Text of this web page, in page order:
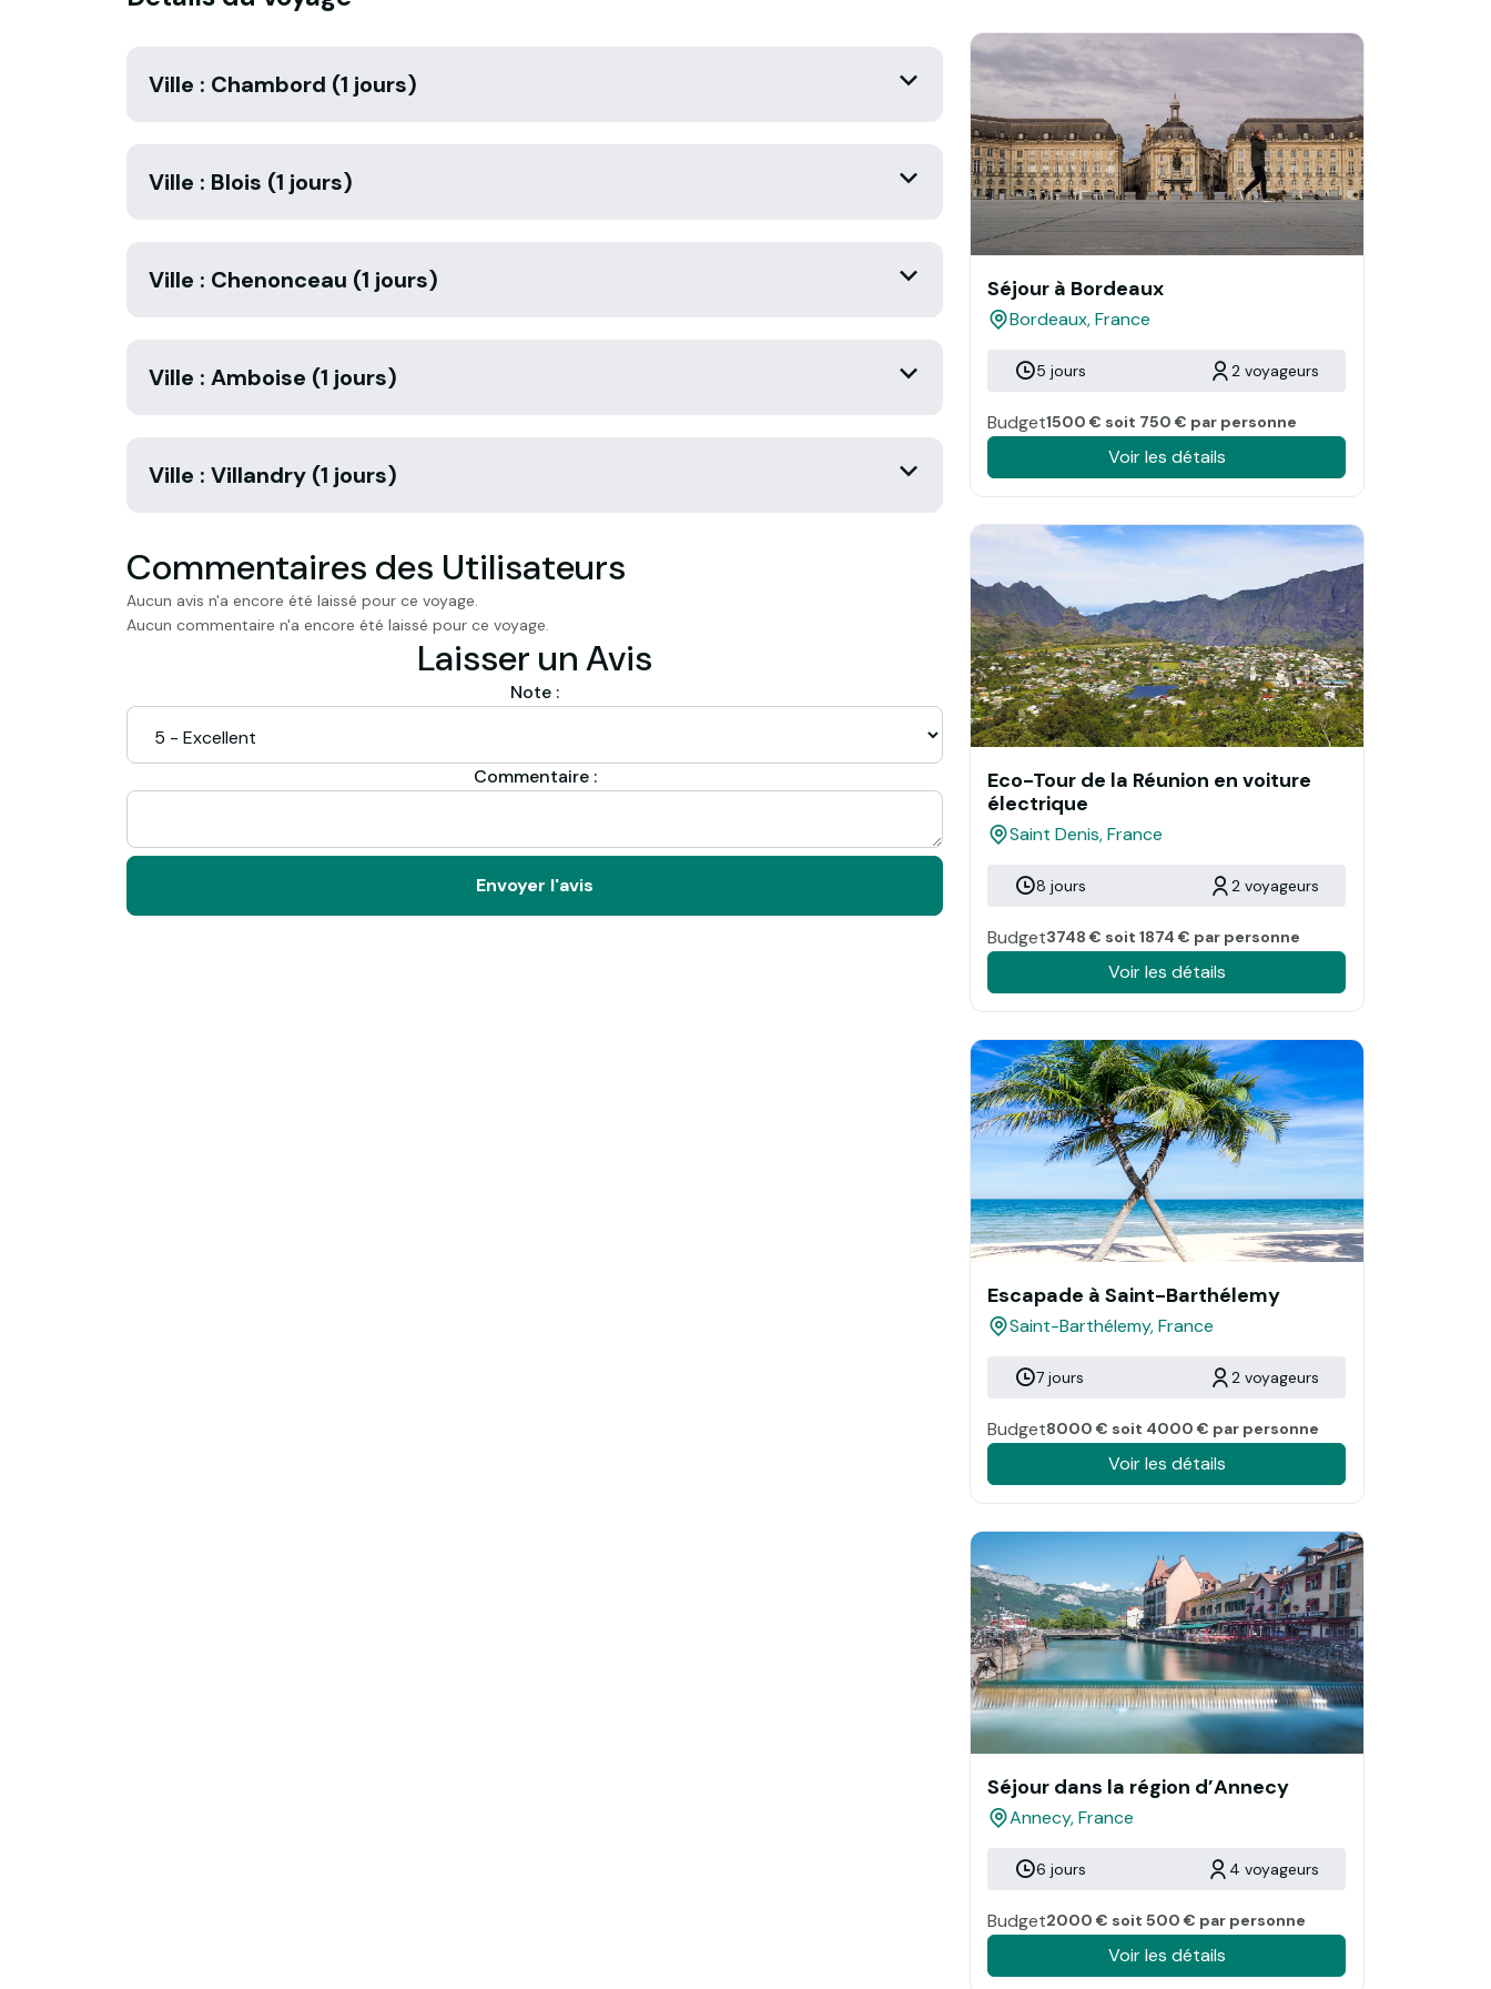
Ville : Chambord (1 jours)
Ville : Blois (1 jours)
Ville : Chenonceau (1 jours)
Ville : Amboise (1 jours)
Ville : Villandry (1 jours)
Commentaires des Utilisateurs
Aucun avis n'a encore été laissé pour ce voyage.
Aucun commentaire n'a encore été laissé pour ce voyage.
Laisser un Avis
Note :
Commentaire :
Envoyer l'avis
Séjour à Bordeaux
Bordeaux, France
5 jours 2 voyageurs
Budget1500 € soit 750 € par personne
Voir les détails
Eco-Tour de la Réunion en voiture
électrique
Saint Denis, France
8 jours 2 voyageurs
Budget3748 € soit 1874 € par personne
Voir les détails
Escapade à Saint-Barthélemy
Saint-Barthélemy, France
7 jours 2 voyageurs
Budget8000 € soit 4000 € par personne
Voir les détails
Séjour dans la région d’Annecy
Annecy, France
6 jours 4 voyageurs
Budget2000 € soit 500 € par personne
Voir les détails